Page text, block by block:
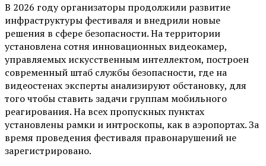
В 2026 году организаторы продолжили развитие
инфраструктуры фестиваля и внедрили новые
решения в сфере безопасности. На территории
установлена сотня инновационных видеокамер,
управляемых искусственным интеллектом, построен
современный штаб службы безопасности, где на
видеостенах эксперты анализируют обстановку, для
того чтобы ставить задачи группам мобильного
реагирования. На всех пропускных пунктах
установлены рамки и интроскопы, как в аэропортах. За
время проведения фестиваля правонарушений не
зарегистрировано.